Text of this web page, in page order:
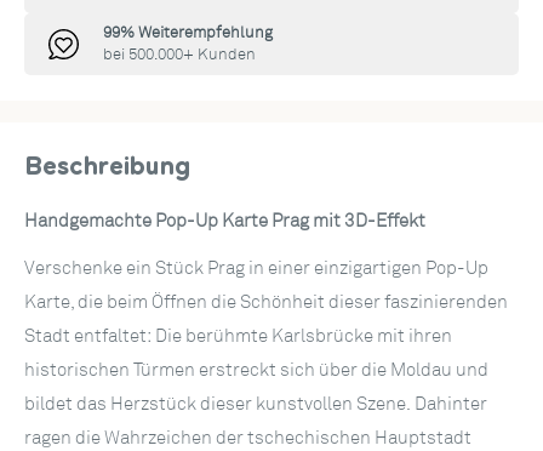
99% Weiterempfehlung
bei 500.000+ Kunden
Beschreibung
Handgemachte Pop-Up Karte Prag mit 3D-Effekt
Verschenke ein Stück Prag in einer einzigartigen Pop-Up
Karte, die beim Öffnen die Schönheit dieser faszinierenden
Stadt entfaltet: Die berühmte Karlsbrücke mit ihren
historischen Türmen erstreckt sich über die Moldau und
bildet das Herzstück dieser kunstvollen Szene. Dahinter
ragen die Wahrzeichen der tschechischen Hauptstadt